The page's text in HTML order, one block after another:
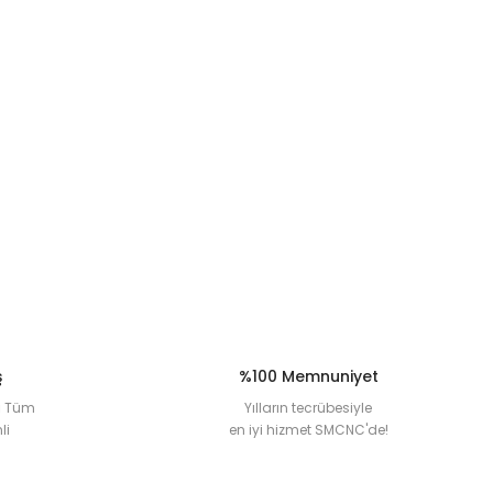
Tüm
%100 Memnuniyet
Yılların tecrübesiyle
en iyi hizmet SMCNC'de!